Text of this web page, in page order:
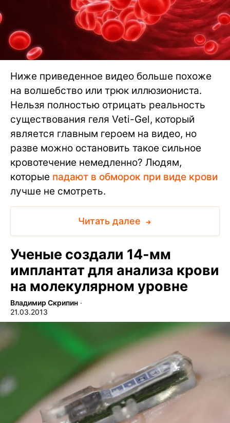
Ниже приведенное видео больше похоже
на волшебство или трюк иллюзиониста.
Нельзя полностью отрицать реальность
существования геля Veti-Gel, который
является главным героем на видео, но
разве можно остановить такое сильное
кровотечение немедленно? Людям,
которые падают в обморок при виде крови
лучше не смотреть.
Читать далее
Ученые создали 14-мм
имплантат для анализа крови
на молекулярном уровне
Владимир Скрипин ∙
21.03.2013